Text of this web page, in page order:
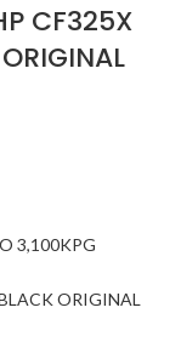
CF325X